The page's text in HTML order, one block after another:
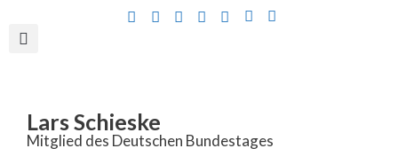
Lars Schieske
Mitglied des Deutschen Bundestages